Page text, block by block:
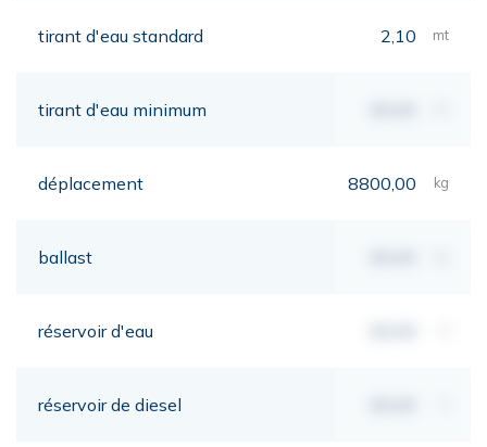
tirant d'eau standard 2,10 mt
tirant d'eau minimum
déplacement 8800,00 kg
ballast
réservoir d'eau
réservoir de diesel